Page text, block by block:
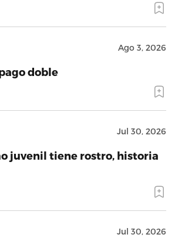
Ago 3, 2026
doble
Jul 30, 2026
juvenil tiene rostro, historia
Jul 30, 2026